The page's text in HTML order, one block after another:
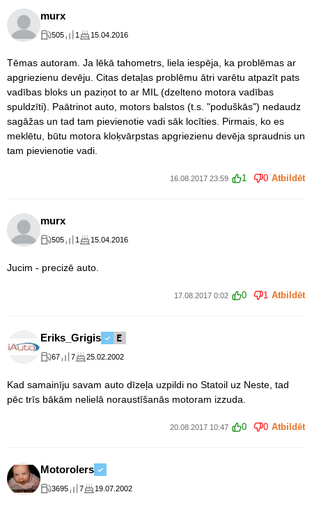
murx
505 1 15.04.2016
Tēmas autoram. Ja lēkā tahometrs, liela iespēja, ka problēmas ar
apgriezienu devēju. Citas detaļas problēmu ātri varētu atpazīt pats
vadības bloks un paziņot to ar MIL (dzelteno motora vadības
spuldzīti). Paātrinot auto, motors balstos (t.s. "poduškās") nedaudz
sagāžas un tad tam pievienotie vadi sāk locīties. Pirmais, ko es
meklētu, būtu motora kloķvārpstas apgriezienu devēja spraudnis un
tam pievienotie vadi.
16.08.2017 23:59 1 0 Atbildēt
murx
505 1 15.04.2016
Jucim - precizē auto.
17.08.2017 0:02 0 1 Atbildēt
Eriks_Grigis
67 7 25.02.2002
Kad samainīju savam auto dīzeļa uzpildi no Statoil uz Neste, tad
pēc trīs bākām nelielā noraustīšanās motoram izzuda.
20.08.2017 10:47 0 0 Atbildēt
Motorolers
3695 7 19.07.2002